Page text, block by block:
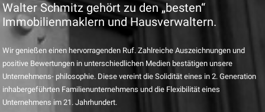
Walter Schmitz gehört zu den „besten“
Immobilienmaklern und Hausverwaltern.
Wir genießen einen hervorragenden Ruf. Zahlreiche Auszeichnungen und
positive Bewertungen in unterschiedlichen Medien bestätigen unsere
Unternehmens- philosophie. Diese vereint die Solidität eines in 2. Generation
inhabergeführten Familienunternehmens und die Flexibilität eines
Unternehmens im 21. Jahrhundert.